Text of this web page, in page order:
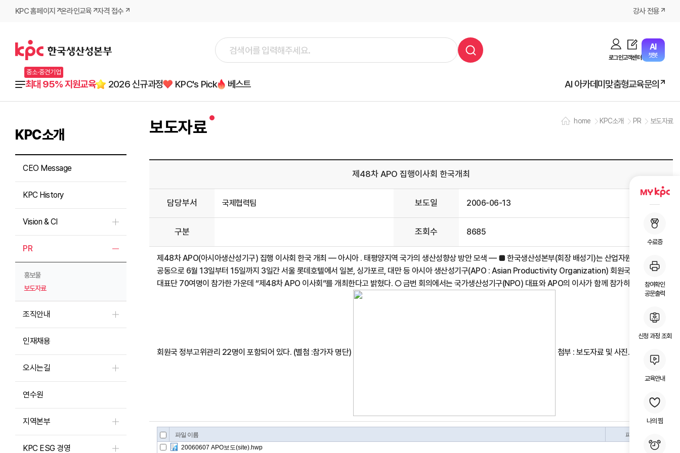
KPC 홈페이지 온라인교육 자격 접수 강사 전용
로그인고객센터
AI
챗봇
중소·중견기업
최대 95% 지원교육 2026 신규과정 KPC's Pick 베스트 AI 아카데미 맞춤형교육문의
수료증
참여확인
공문출력
신청 과정 조회
교육안내
나의 찜
KPC소개
CEO Message
KPC History
Vision & CI
PR
홍보물
보도자료
조직안내
인재채용
오시는길
연수원
지역본부
KPC ESG 경영
home KPC소개 PR 보도자료
보도자료
제48차 APO 집행이사회 한국개최
담당부서 국제협력팀 보도일 2006-06-13
구분 조회수 8685
제48차 APO(아시아생산성기구) 집행 이사회 한국 개최 ― 아시아 ․ 태평양지역 국가의 생산성향상 방안 모색 ― ■ 한국생산성본부(회장 배성기)는 산업자원부와
공동으로 6월 13일부터 15일까지 3일간 서울 롯데호텔에서 일본, 싱가포르, 대만 등 아시아 생산성기구(APO : Asian Productivity Organization) 회원국 20개국
대표단 70여명이 참가한 가운데 “제48차 APO 이사회”를 개최한다고 밝혔다. ○ 금번 회의에서는 국가생산성기구(NPO) 대표와 APO의 이사가 함께 참가하는 관계로
회원국 정부고위관리 22명이 포함되어 있다. (별첨 :참가자 명단) 첨부 : 보도자료 및 사진. 끝.